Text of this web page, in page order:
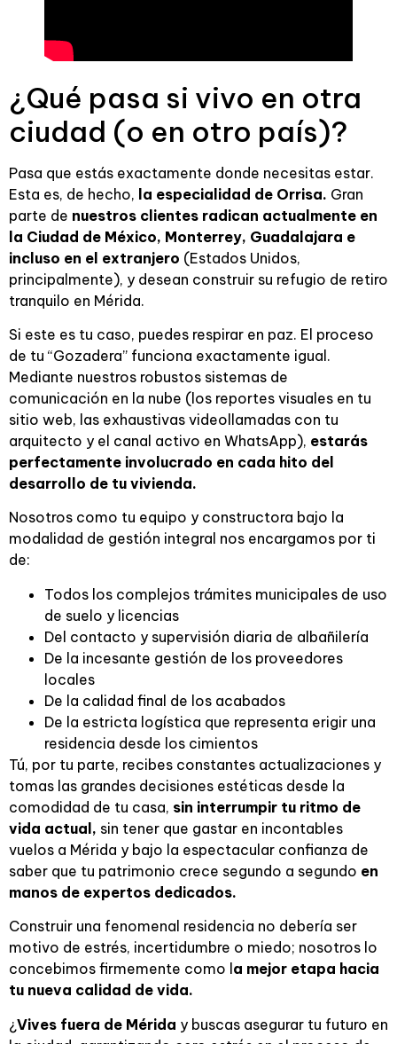
¿Qué pasa si vivo en otra
ciudad (o en otro país)?
Pasa que estás exactamente donde necesitas estar.
Esta es, de hecho, la especialidad de Orrisa. Gran
parte de nuestros clientes radican actualmente en
la Ciudad de México, Monterrey, Guadalajara e
incluso en el extranjero (Estados Unidos,
principalmente), y desean construir su refugio de retiro
tranquilo en Mérida.
Si este es tu caso, puedes respirar en paz. El proceso
de tu “Gozadera” funciona exactamente igual.
Mediante nuestros robustos sistemas de
comunicación en la nube (los reportes visuales en tu
sitio web, las exhaustivas videollamadas con tu
arquitecto y el canal activo en WhatsApp), estarás
perfectamente involucrado en cada hito del
desarrollo de tu vivienda.
Nosotros como tu equipo y constructora bajo la
modalidad de gestión integral nos encargamos por ti
de:
Todos los complejos trámites municipales de uso
de suelo y licencias
Del contacto y supervisión diaria de albañilería
De la incesante gestión de los proveedores
locales
De la calidad final de los acabados
De la estricta logística que representa erigir una
residencia desde los cimientos
Tú, por tu parte, recibes constantes actualizaciones y
tomas las grandes decisiones estéticas desde la
comodidad de tu casa, sin interrumpir tu ritmo de
vida actual, sin tener que gastar en incontables
vuelos a Mérida y bajo la espectacular confianza de
saber que tu patrimonio crece segundo a segundo en
manos de expertos dedicados.
Construir una fenomenal residencia no debería ser
motivo de estrés, incertidumbre o miedo; nosotros lo
concebimos firmemente como l a mejor etapa hacia
tu nueva calidad de vida.
¿Vives fuera de Mérida y buscas asegurar tu futuro en